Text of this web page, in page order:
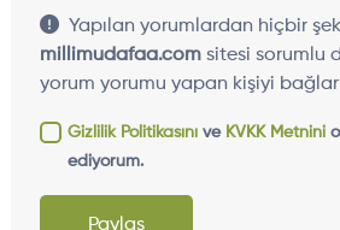
Yapılan yorumlardan hiçbir
millimudafaa.comsitesi sorumlu
yorum yorumu yapan kişiyi
Gizlilik Politikasınıve KVKK Metnini
ediyorum.
Paylaş